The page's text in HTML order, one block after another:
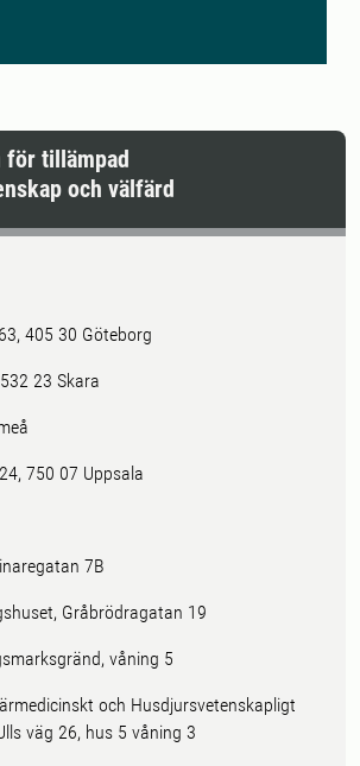
tillämpad
och välfärd
405 30 Göteborg
23 Skara
750 07 Uppsala
7B
Gråbrödragatan 19
våning 5
och Husdjursvetenskapligt
väg 26, hus 5 våning 3